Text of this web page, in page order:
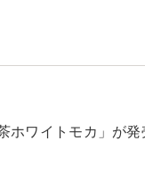
ホワイトモカ」が発